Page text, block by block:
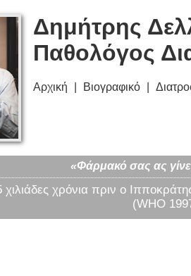
Δημήτρης
Παθολόγος
Αρχική Βιογραφικό
«Φάρμακό σας ας
χιλιάδες χρόνια πριν ο
(WHO